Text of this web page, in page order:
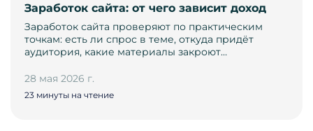
Заработок сайта: от чего зависит доход
Заработок сайта проверяют по практическим
точкам: есть ли спрос в теме, откуда придёт
аудитория, какие материалы закроют…
28 мая 2026 г.
23 минуты на чтение